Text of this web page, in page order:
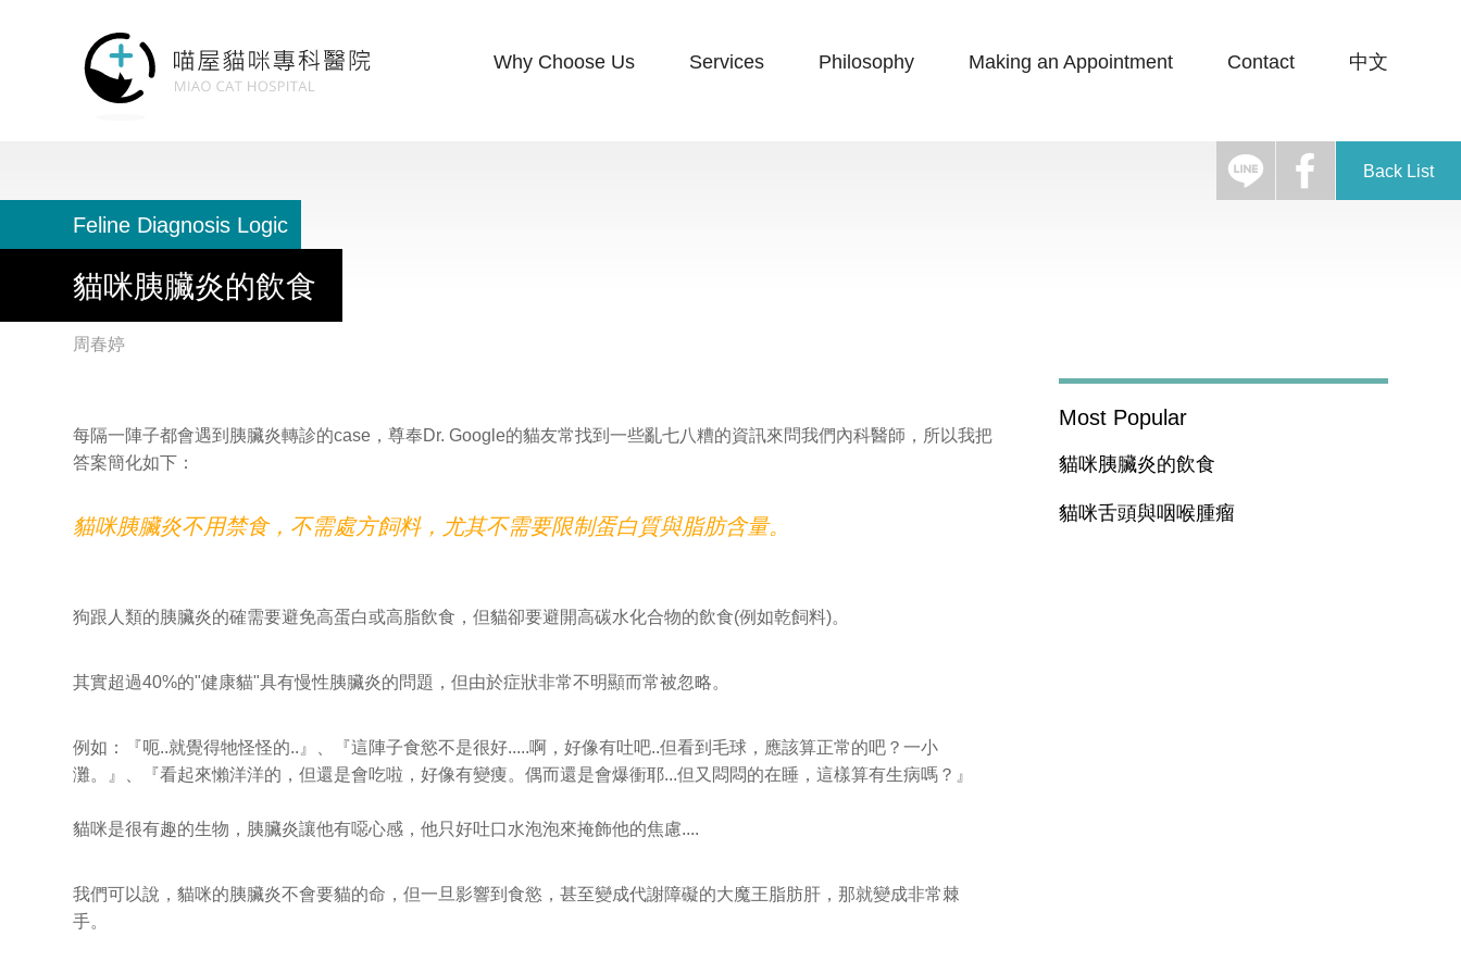
Why Choose Us Services Philosophy Making an Appointment Contact 中文
Back List
Feline Diagnosis Logic
貓咪胰臟炎的飲食
周春婷
每隔一陣子都會遇到胰臟炎轉診的case，尊奉Dr. Google的貓友常找到一些亂七八糟的資訊來問我們內科醫師，所以我把
答案簡化如下：
貓咪胰臟炎不用禁食，不需處方飼料，尤其不需要限制蛋白質與脂肪含量。
狗跟人類的胰臟炎的確需要避免高蛋白或高脂飲食，但貓卻要避開高碳水化合物的飲食(例如乾飼料)。
其實超過40%的"健康貓"具有慢性胰臟炎的問題，但由於症狀非常不明顯而常被忽略。
例如：『呃..就覺得牠怪怪的..』、『這陣子食慾不是很好.....啊，好像有吐吧..但看到毛球，應該算正常的吧？一小
灘。』、『看起來懶洋洋的，但還是會吃啦，好像有變痩。偶而還是會爆衝耶...但又悶悶的在睡，這樣算有生病嗎？』
貓咪是很有趣的生物，胰臟炎讓他有噁心感，他只好吐口水泡泡來掩飾他的焦慮....
我們可以說，貓咪的胰臟炎不會要貓的命，但一旦影響到食慾，甚至變成代謝障礙的大魔王脂肪肝，那就變成非常棘
手。
Most Popular
貓咪胰臟炎的飲食
貓咪舌頭與咽喉腫瘤